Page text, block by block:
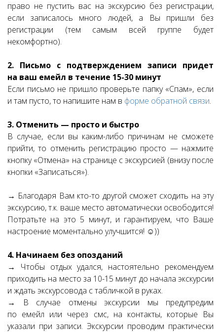
право не пустить вас на экскурсию без регистрации,
если записалось много людей, а Вы пришли без
регистрации (тем самым всей группе будет
некомфортно).
2. Письмо с подтверждением записи придет
на ваш емейл в течение 15-30 минут
Если письмо не пришло проверьте папку «Спам», если
и там пусто, то напишите нам в форме обратной связи.
3. Отменить — просто и быстро
В случае, если вы каким-либо причинам не сможете
прийти, то отменить регистрацию просто — нажмите
кнопку «Отмена» на странице с экскурсией (внизу после
кнопки «Записаться»).
→ Благодаря Вам кто-то другой сможет сходить на эту
экскурсию, т.к. ваше место автоматически освободится!
Потратьте на это 5 минут, и гарантируем, что Ваше
настроение моментально улучшится! ☺))
4. Начинаем без опозданий
→ Чтобы отдых удался, настоятельно рекомендуем
приходить на место за 10-15 минут до начала экскурсии
и ждать экскурсовода с табличкой в руках.
→ В случае отмены экскурсии мы предупредим
по емейл или через смс, на контакты, которые Вы
указали при записи. Экскурсии проводим практически